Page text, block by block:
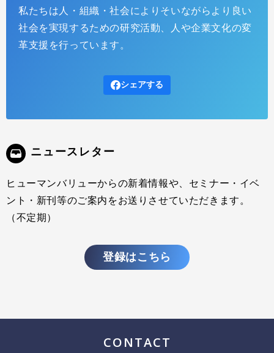
エンゲージメントは誰かが高めてくれるもの？＜学習
する組織ショート・コラム第6回＞
2025.06.19 インサイトレポート
脈に照らし合わせて、短いコラムとして紹介しています。今後の組織
づくりに役立つヒントやインスピレーションを得る機会となれば幸い
人と組織の学習を、イベントではなく「プロセス」で
私たちは人・組織・社会によりそいながらより良い
社会を実現するための研究活動、人や企業文化の変
革支援を行っています。
シェアする
ニュースレター
ヒューマンバリューからの新着情報や、セミナー・イベ
ント・新刊等のご案内をお送りさせていただきます。
（不定期）
登録はこちら
CONTACT